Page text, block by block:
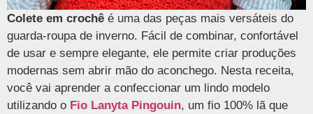
Colete em crochê é uma das peças mais versáteis do
guarda-roupa de inverno. Fácil de combinar, confortável
de usar e sempre elegante, ele permite criar produções
modernas sem abrir mão do aconchego. Nesta receita,
você vai aprender a confeccionar um lindo modelo
utilizando o Fio Lanyta Pingouin, um fio 100% lã que